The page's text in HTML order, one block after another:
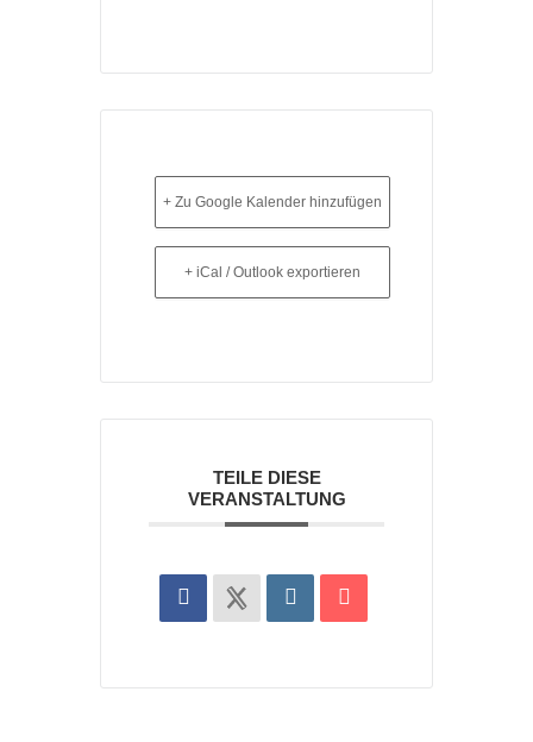
+ Zu Google Kalender hinzufügen
+ iCal / Outlook exportieren
TEILE DIESE
VERANSTALTUNG